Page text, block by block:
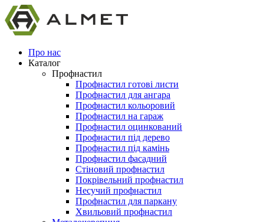
Про нас
Каталог
Профнастил
Профнастил готові листи
Профнастил для ангара
Профнастил кольоровий
Профнастил на гараж
Профнастил оцинкований
Профнастил під дерево
Профнастил під камінь
Профнастил фасадний
Стіновий профнастил
Покрівельний профнастил
Несучий профнастил
Профнастил для паркану
Хвильовий профнастил